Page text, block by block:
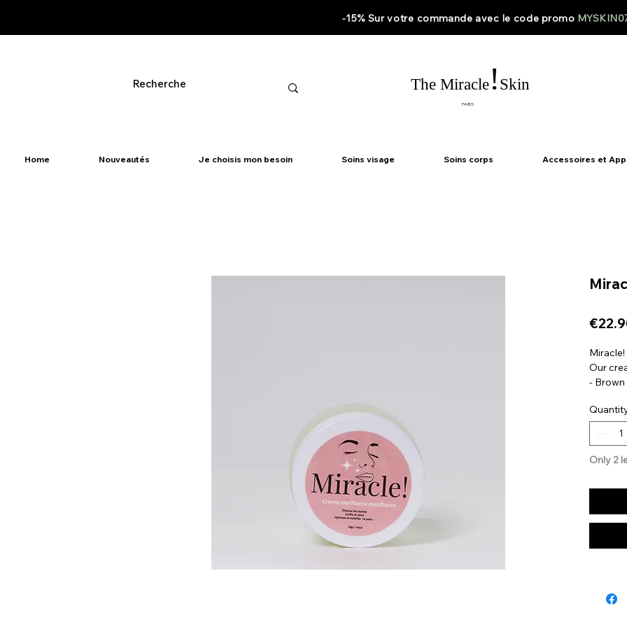
-15% Sur votre commande avec le code promo
The Miracle ! Skin
PARIS
Home Nouveautés Je choisis mon besoin Soins visage Soins corps Accessoires et
Our
- Brown
Cure
Oil,
Only 2